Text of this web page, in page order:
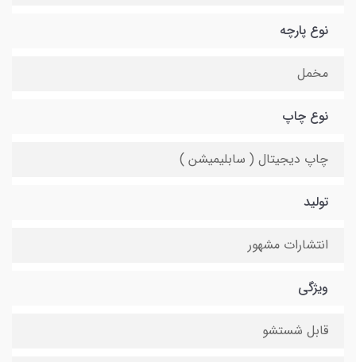
نوع پارچه
مخمل
نوع چاپ
چاپ دیجیتال ( سابلیمیشن )
تولید
انتشارات مشهور
ویژگی
قابل شستشو